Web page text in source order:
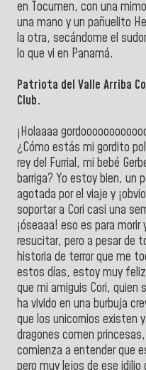
en Tocumen, con una
una mano y un pañuelito
la otra, secándome el
lo que vi en Panamá.
Patriota del Valle Arriba
Club.
¡Holaaaa
¿Cómo estás mi gordito
rey del Furrial, mi bebé
barriga? Yo estoy bien, un
agotada por el viaje y
soportar a Cori casi una
¡óseaaa! eso es para morir
resucitar, pero a pesar de
historia de terror que me
estos días, estoy muy
que mi amiguis Cori, quien
ha vivido en una burbuja
que los unicornios existen
dragones comen
comienza a entender que